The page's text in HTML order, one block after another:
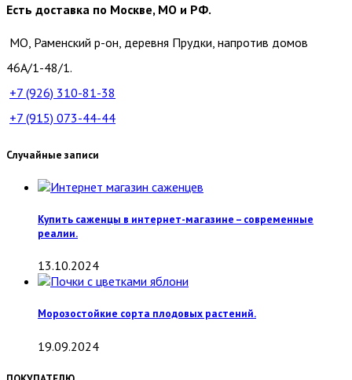
Есть доставка по Москве, МО и РФ.
МО, Раменский р-он, деревня Прудки, напротив домов
46А/1-48/1.
+7 (926) 310-81-38
+7 (915) 073-44-44
Случайные записи
Купить саженцы в интернет-магазине – современные
реалии.
13.10.2024
Морозостойкие сорта плодовых растений.
19.09.2024